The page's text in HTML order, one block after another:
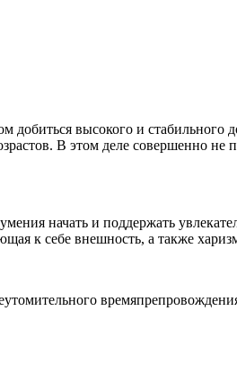
добиться высокого и
В этом деле совершенно не
начать и поддержать
к себе внешность, а также